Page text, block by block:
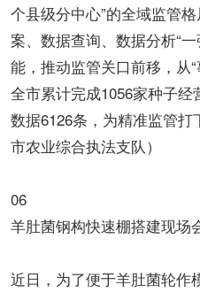
个县级分中心”的全域监管
案、数据查询、数据分析“
能，推动监管关口前移，从“
全市累计完成1056家种子
数据6126条，为精准监管打
市农业综合执法支队）
06
羊肚菌钢构快速棚搭建现场
近日，为了便于羊肚菌轮作